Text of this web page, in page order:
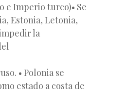
e Imperio turco)• Se
Estonia, Letonia,
la
• Polonia se
estado a costa de